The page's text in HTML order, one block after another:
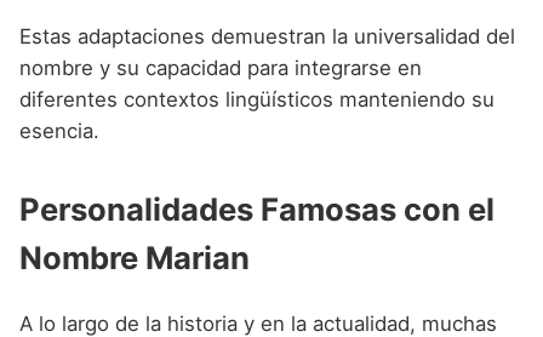
Estas adaptaciones demuestran la universalidad del
nombre y su capacidad para integrarse en
diferentes contextos lingüísticos manteniendo su
esencia.
Personalidades Famosas con el
Nombre Marian
A lo largo de la historia y en la actualidad, muchas